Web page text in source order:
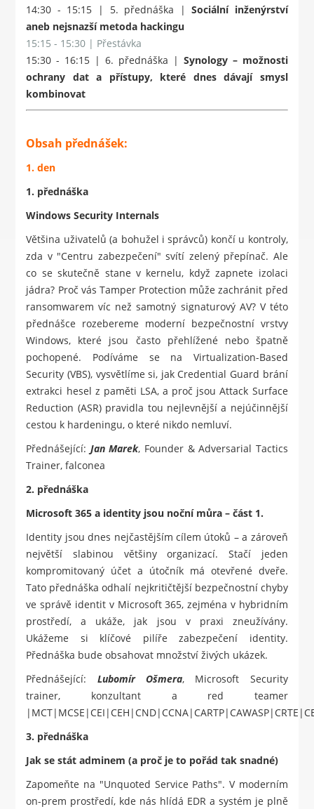
14:30 - 15:15 | 5. přednáška |Sociální inženýrství
aneb nejsnazší metoda hackingu
15:15 - 15:30 | Přestávka
15:30 - 16:15 | 6. přednáška | Synology – možnosti
ochrany dat a přístupy, které dnes dávají smysl
kombinovat
Obsah přednášek:
1.den
1. přednáška
Windows Security Internals
Většina uživatelů (a bohužel i správců) končí u kontroly,
zda v "Centru zabezpečení" svítí zelený přepínač. Ale
co se skutečně stane v kernelu, když zapnete izolaci
jádra? Proč vás Tamper Protection může zachránit před
ransomwarem víc než samotný signaturový AV? V této
přednášce rozebereme moderní bezpečnostní vrstvy
Windows, které jsou často přehlížené nebo špatně
pochopené. Podíváme se na Virtualization-Based
Security (VBS), vysvětlíme si, jak Credential Guard brání
extrakci hesel z paměti LSA, a proč jsou Attack Surface
Reduction (ASR) pravidla tou nejlevnější a nejúčinnější
cestou k hardeningu, o které nikdo nemluví.
Přednášející: Jan Marek, Founder & Adversarial Tactics
Trainer, falconea
2. přednáška
Microsoft 365 a identity jsou noční můra – část 1.
Identity jsou dnes nejčastějším cílem útoků – a zároveň
největší slabinou většiny organizací. Stačí jeden
kompromitovaný účet a útočník má otevřené dveře.
Tato přednáška odhalí nejkritičtější bezpečnostní chyby
ve správě identit v Microsoft 365, zejména v hybridním
prostředí, a ukáže, jak jsou v praxi zneužívány.
Ukážeme si klíčové pilíře zabezpečení identity.
Přednáška bude obsahovat množství živých ukázek.
Přednášející: Lubomír Ošmera, Microsoft Security
trainer, konzultant a red teamer
3. přednáška
Jak se stát adminem (a proč je to pořád tak snadné)
Zapomeňte na "Unquoted Service Paths". V moderním
on-prem prostředí, kde nás hlídá EDR a systém je plně